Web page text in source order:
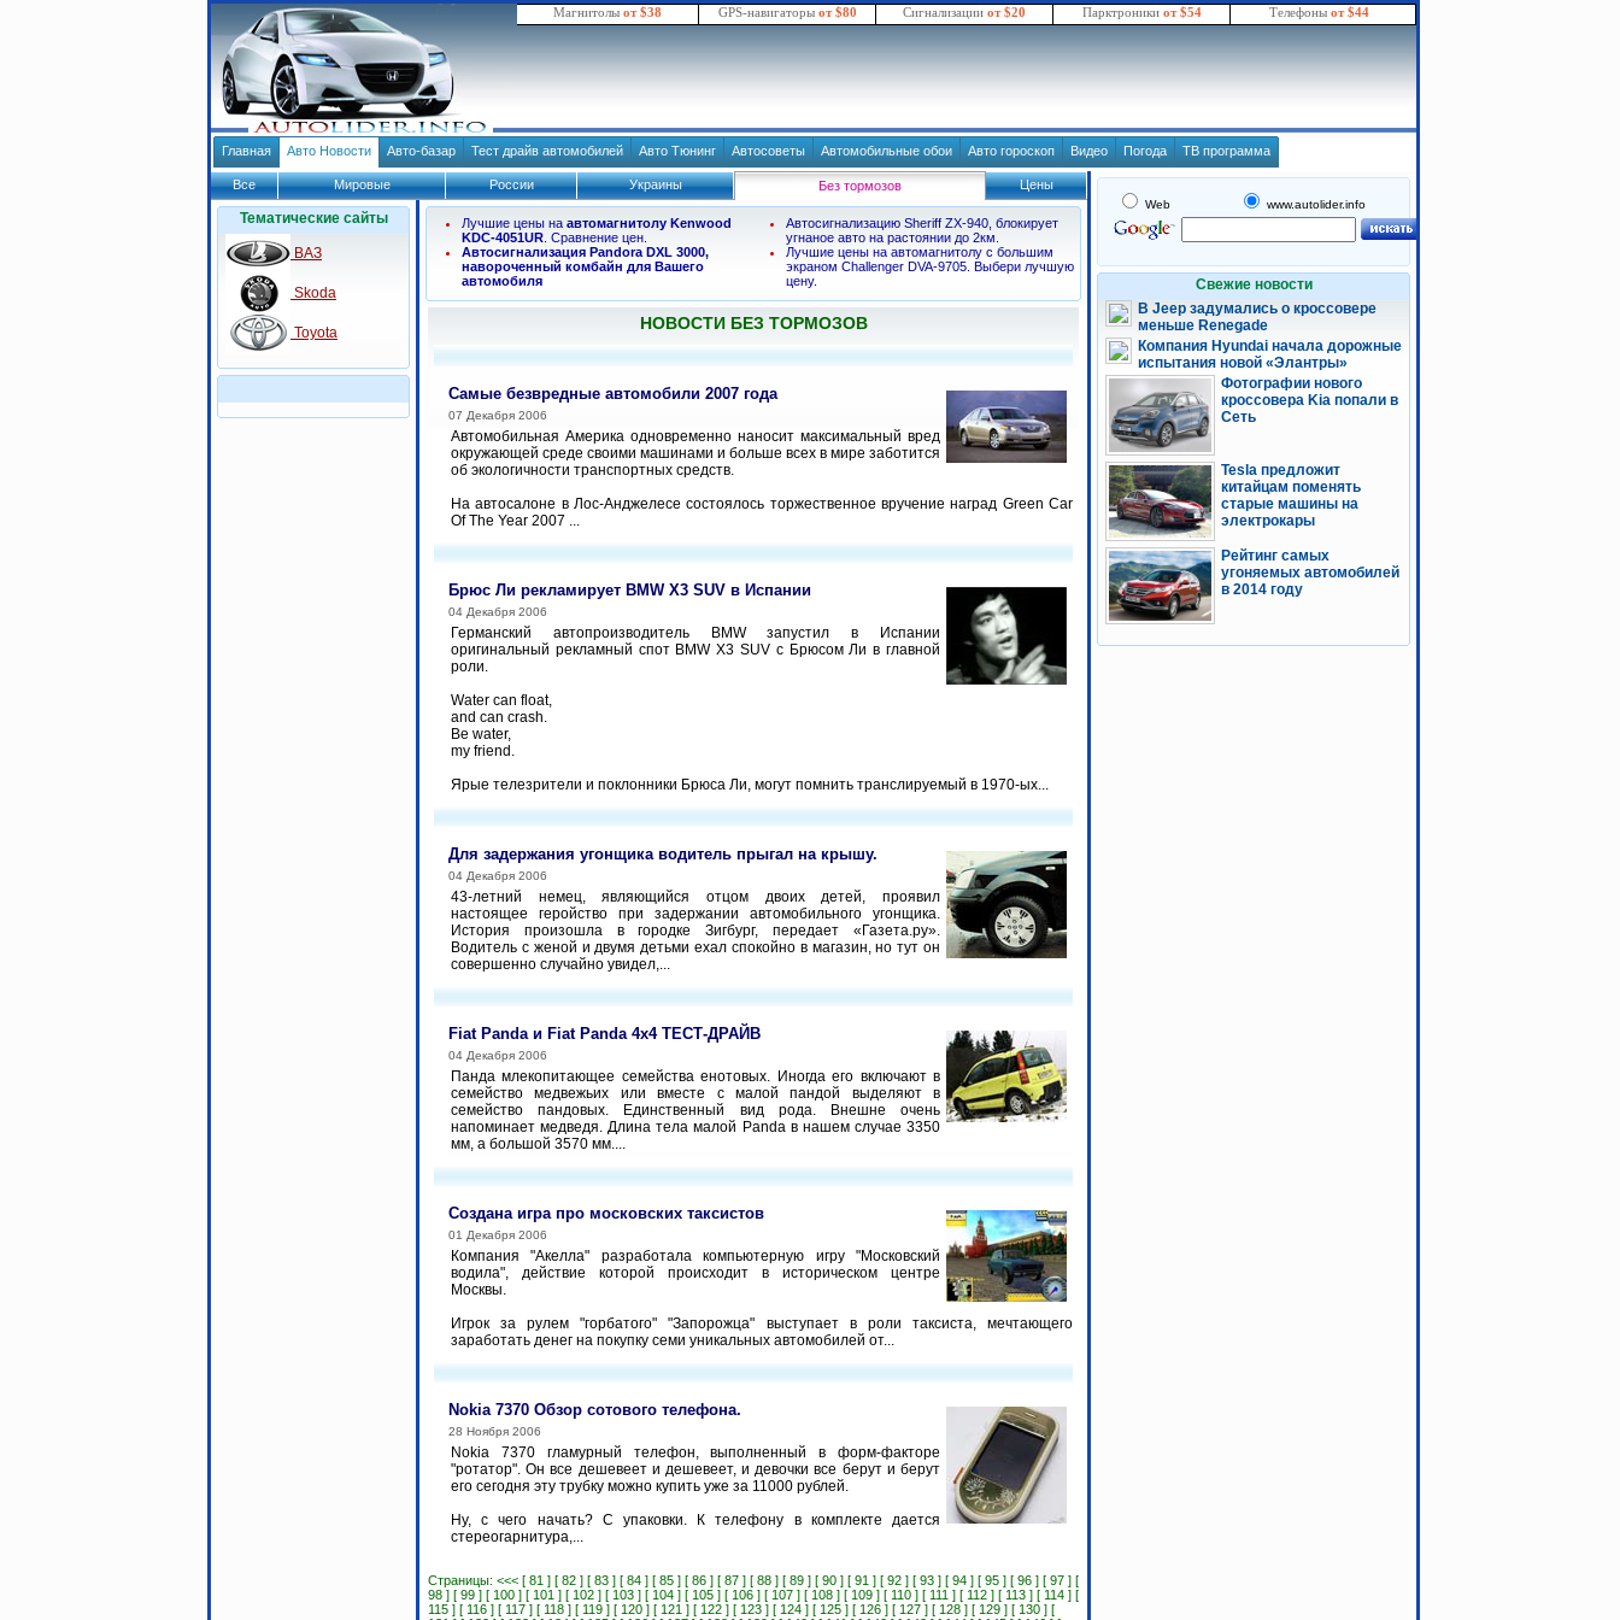
Магнитолы от $38 GPS-навигаторы от $80 Сигнализации от $20 Парктроники от $54 Телефоны от $44
Главная Авто Новости Авто-базар Тест драйв автомобилей Авто Тюнинг Автосоветы Автомобильные обои Авто гороскоп Видео Погода ТВ программа
Все Мировые России Украины Без тормозов Цены
Тематические сайты
ВАЗ
Skoda
Toyota
Лучшие цены на автомагнитолу Kenwood
KDC-4051UR . Сравнение цен.
Автосигнализация Pandora DXL 3000,
навороченный комбайн для Вашего
автомобиля
Автосигнализацию Sheriff ZX-940, блокирует
угнаное авто на растоянии до 2км.
Лучшие цены на автомагнитолу с большим
экраном Challenger DVA-9705. Выбери лучшую
цену.
НОВОСТИ БЕЗ ТОРМОЗОВ
Самые безвредные автомобили 2007 года
07 Декабря 2006
Автомобильная Америка одновременно наносит максимальный вред
окружающей среде своими машинами и больше всех в мире заботится
об экологичности транспортных средств.
На автосалоне в Лос-Анджелесе состоялось торжественное вручение наград Green Car
Of The Year 2007 ...
Брюс Ли рекламирует BMW X3 SUV в Испании
04 Декабря 2006
Германский автопроизводитель BMW запустил в Испании
оригинальный рекламный спот BMW X3 SUV с Брюсом Ли в главной
роли.
Water can float,
and can crash.
Be water,
my friend.
Ярые телезрители и поклонники Брюса Ли, могут помнить транслируемый в 1970-ых...
Для задержания угонщика водитель прыгал на крышу.
04 Декабря 2006
43-летний немец, являющийся отцом двоих детей, проявил
настоящее геройство при задержании автомобильного угонщика.
История произошла в городке Зигбург, передает «Газета.ру».
Водитель с женой и двумя детьми ехал спокойно в магазин, но тут он
совершенно случайно увидел,...
Fiat Panda и Fiat Panda 4x4 ТЕСТ-ДРАЙВ
04 Декабря 2006
Панда млекопитающее семейства енотовых. Иногда его включают в
семейство медвежьих или вместе с малой пандой выделяют в
семейство пандовых. Единственный вид рода. Внешне очень
напоминает медведя. Длина тела малой Panda в нашем случае 3350
мм, а большой 3570 мм....
Создана игра про московских таксистов
01 Декабря 2006
Компания "Акелла" разработала компьютерную игру "Московский
водила", действие которой происходит в историческом центре
Москвы.
Игрок за рулем "горбатого" "Запорожца" выступает в роли таксиста, мечтающего
заработать денег на покупку семи уникальных автомобилей от...
Nokia 7370 Обзор сотового телефона.
28 Ноября 2006
Nokia 7370 гламурный телефон, выполненный в форм-факторе
"ротатор". Он все дешевеет и дешевеет, и девочки все берут и берут
его сегодня эту трубку можно купить уже за 11000 рублей.
Ну, с чего начать? С упаковки. К телефону в комплекте дается
стереогарнитура,...
Страницы: <<< [ 81 ] [ 82 ] [ 83 ] [ 84 ] [ 85 ] [ 86 ] [ 87 ] [ 88 ] [ 89 ] [ 90 ] [ 91 ] [ 92 ] [ 93 ] [ 94 ] [ 95 ] [ 96 ] [ 97 ] [
98 ] [ 99 ] [ 100 ] [ 101 ] [ 102 ] [ 103 ] [ 104 ] [ 105 ] [ 106 ] [ 107 ] [ 108 ] [ 109 ] [ 110 ] [ 111 ] [ 112 ] [ 113 ] [ 114 ] [
115 ] [ 116 ] [ 117 ] [ 118 ] [ 119 ] [ 120 ] [ 121 ] [ 122 ] [ 123 ] [ 124 ] [ 125 ] [ 126 ] [ 127 ] [ 128 ] [ 129 ] [ 130 ] [
Web www.autolider.info
Свежие новости
В Jeep задумались о кроссовере
меньше Renegade
Компания Hyundai начала дорожные
испытания новой «Элантры»
Фотографии нового
кроссовера Kia попали в
Сеть
Tesla предложит
китайцам поменять
старые машины на
электрокары
Рейтинг самых
угоняемых автомобилей
в 2014 году